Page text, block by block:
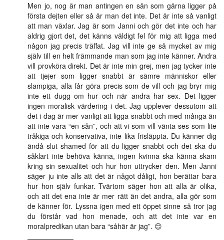
Men jo, nog är man antingen en sån som gärna ligger på
första dejten eller så är man det inte. Det är inte så vanligt
att man växlar. Jag är som Janni och gör det inte och har
aldrig gjort det, det känns väldigt fel för mig att ligga med
någon jag precis träffat. Jag vill inte ge så mycket av mig
själv till en helt främmande man som jag inte känner. Andra
vill provköra direkt. Det är inte min grej, men jag tycker inte
att tjejer som ligger snabbt är sämre människor eller
slampiga, alla får göra precis som de vill och jag bryr mig
inte ett dugg om hur och när andra har sex. Det ligger
ingen moralisk värdering i det. Jag upplever dessutom att
det i dag är mer vanligt att ligga snabbt och med många än
att inte vara “en sån”, och att vi som vill vänta ses som lite
tråkiga och konservativa, inte lika frisläppta. Du känner dig
ändå slut shamed för att du ligger snabbt och det ska du
såklart inte behöva känna, ingen kvinna ska känna skam
kring sin sexualitet och hur hon uttrycker den. Men Janni
säger ju inte alls att det är något dåligt, hon berättar bara
hur hon själv funkar. Tvärtom säger hon att alla är olika,
och att det ena inte är mer rätt än det andra, alla gör som
de känner för. Lyssna igen med ett öppet sinne så tror jag
du förstår vad hon menade, och att det inte var en
moralpredikan utan bara “såhär är jag”. 😊